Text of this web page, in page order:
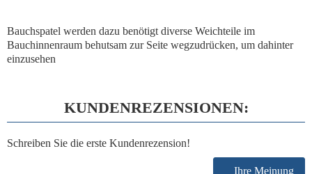
Bauchspatel werden dazu benötigt diverse Weichteile im
Bauchinnenraum behutsam zur Seite wegzudrücken, um dahinter
einzusehen
KUNDENREZENSIONEN:
Schreiben Sie die erste Kundenrezension!
Ihre Meinung